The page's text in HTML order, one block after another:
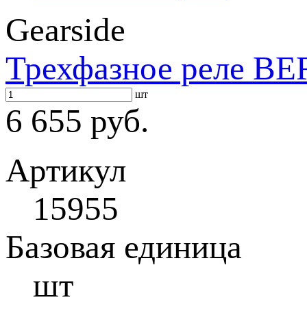
Gearside
Трехфазное реле
шт
6 655 руб.
Артикул
15955
Базовая единица
шт